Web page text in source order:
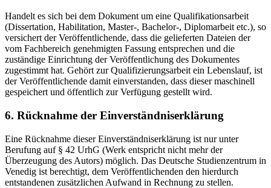
Handelt es sich bei dem Dokument um eine Qualifikationsarbeit
(Dissertation, Habilitation, Master-, Bachelor-, Diplomarbeit etc.), so
versichert der Veröffentlichende, dass die gelieferten Dateien der
vom Fachbereich genehmigten Fassung entsprechen und die
zuständige Einrichtung der Veröffentlichung des Dokumentes
zugestimmt hat. Gehört zur Qualifizierungsarbeit ein Lebenslauf, ist
der Veröffentlichende damit einverstanden, dass dieser maschinell
gespeichert und öffentlich zur Verfügung gestellt wird.
6. Rücknahme der Einverständniserklärung
Eine Rücknahme dieser Einverständniserklärung ist nur unter
Berufung auf § 42 UrhG (Werk entspricht nicht mehr der
Überzeugung des Autors) möglich. Das Deutsche Studienzentrum in
Venedig ist berechtigt, dem Veröffentlichenden den hierdurch
entstandenen zusätzlichen Aufwand in Rechnung zu stellen.